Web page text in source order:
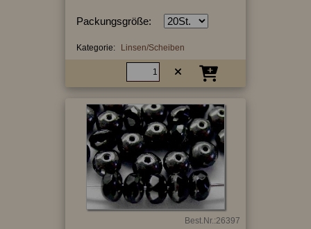
Packungsgröße:
Kategorie: Linsen/Scheiben
Best.Nr.:26397